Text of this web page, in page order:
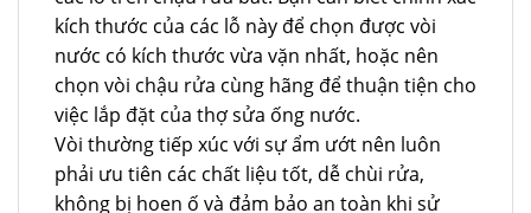
kích thước của các lỗ này để chọn được vòi
nước có kích thước vừa vặn nhất, hoặc nên
chọn vòi chậu rửa cùng hãng để thuận tiện cho
việc lắp đặt của thợ sửa ống nước.
Vòi thường tiếp xúc với sự ẩm ướt nên luôn
phải ưu tiên các chất liệu tốt, dễ chùi rửa,
không bị hoen ố và đảm bảo an toàn khi sử